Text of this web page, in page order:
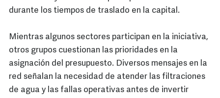
durante los tiempos de traslado en la capital.
Mientras algunos sectores participan en la iniciativa,
otros grupos cuestionan las prioridades en la
asignación del presupuesto. Diversos mensajes en la
red señalan la necesidad de atender las filtraciones
de agua y las fallas operativas antes de invertir